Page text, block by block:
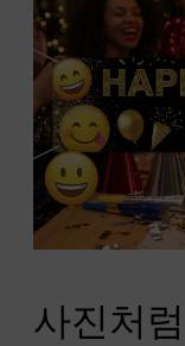
사진처